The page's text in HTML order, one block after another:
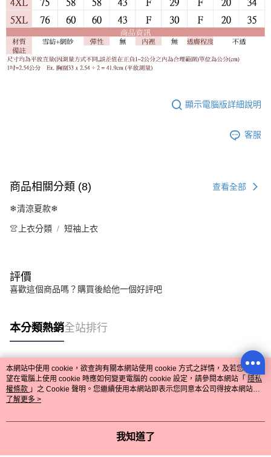
顯示電腦版詳細說明
客服
商品相關分類 (8) 查看全部
❄清涼夏款❄
👚上衣分類 短袖上衣
評價
喜歡這個商品嗎？購買後給他一個好評吧
本分類熱銷全站排行
熱門標籤
本網站中使用 cookie，欲查詢有關本網站使用 cookie 方式之詳情，及若您不希
望在電腦上使用 cookie 時應如何變更電腦的 cookie 設定，請參閱本網站「 隱私
權條款 」之 Cookie 聲明。您繼續使用本網站即表示您同意本公司得按本網站使
用條款之 Cookie 聲明使用 cookie。
了解更多 >
我知道了
😎😎😎😎 666~
---------------------------------
LINE綁定好友看優惠資訊！還送
150折價券😍
回覆至 流行前線